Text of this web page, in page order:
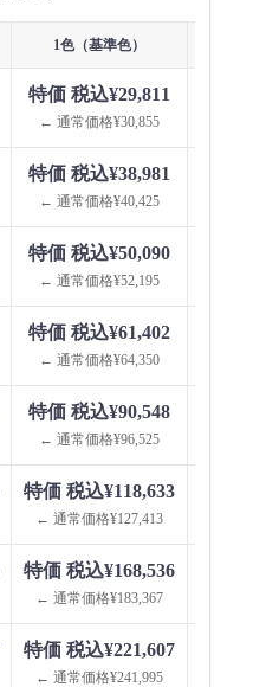
1色（基準色）
特価 税込¥29,811
← 通常価格¥30,855
特価 税込¥38,981
← 通常価格¥40,425
特価 税込¥50,090
← 通常価格¥52,195
特価 税込¥61,402
← 通常価格¥64,350
特価 税込¥90,548
← 通常価格¥96,525
特価 税込¥118,633
← 通常価格¥127,413
特価 税込¥168,536
← 通常価格¥183,367
特価 税込¥221,607
← 通常価格¥241,995